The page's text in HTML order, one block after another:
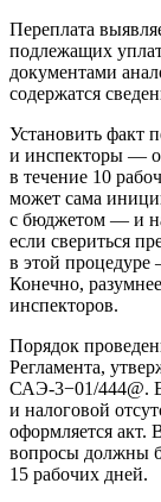
Переплата
подлежащих
документами
содержатся
Установить факт
и инспекторы —
в течение 10
может сама
с бюджетом — и
если свериться
в этой процедуре
Конечно,
инспекторов.
Порядок
Регламента,
САЭ-3−01/444@.
и налоговой
оформляется акт.
вопросы должны
15 рабочих дней.